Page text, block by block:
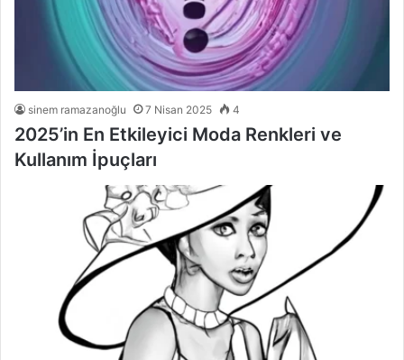
sinem ramazanoğlu 7 Nisan 2025 4
2025’in En Etkileyici Moda Renkleri ve
Kullanım İpuçları